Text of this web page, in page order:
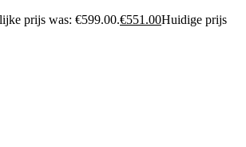
prijs was: €599.00.€551.00Huidige prijs